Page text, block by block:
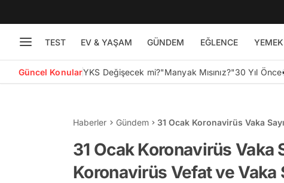
TEST EV & YAŞAM GÜNDEM EĞLENCE YEMEK
Güncel KonularYKS Değişecek mi?"Manyak Mısınız?"30 Yıl
Haberler Gündem
31 Ocak Koronavirüs Vaka
31 Ocak Koronavirüs Vaka
Koronavirüs Vefat ve Vaka